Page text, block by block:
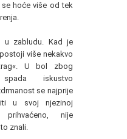
hoće više od tek
u zabludu. Kad je
više nekakvo
U bol zbog
iskustvo
se najprije
u svoj njezinoj
nije
znali.